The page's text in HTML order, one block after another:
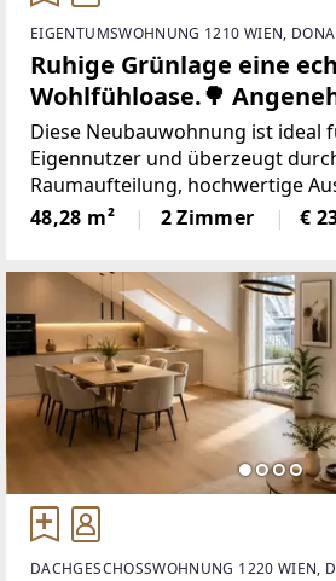
EIGENTUMSWOHNUNG 1210 WIEN,
Ruhige Grünlage eine
Wohlfühloase.🌳
Atmosphäre machen
einem kleinen
moderne 2-Zimmer-
Balkon & Fernblick - Auf
Diese Neubauwohnung ist ideal
Eigennutzer und überzeugt
Raumaufteilung, hochwertige
einen Balkon mit traumhaftem
48,28 m² 2 Zimmer €
DACHGESCHOSSWOHNUNG 1220 WIEN,